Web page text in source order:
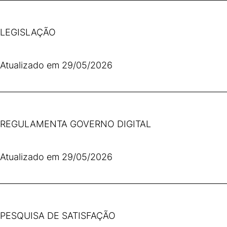
LEGISLAÇÃO
Atualizado em 29/05/2026
REGULAMENTA GOVERNO DIGITAL
Atualizado em 29/05/2026
PESQUISA DE SATISFAÇÃO